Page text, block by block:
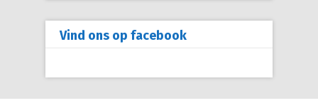
Vind ons op facebook